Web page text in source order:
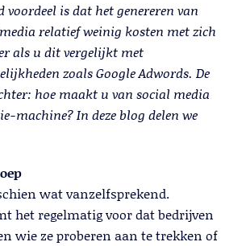
is dat het genereren van
relatief weinig kosten met zich
als u dit vergelijkt met
zoals Google Adwords. De
hoe maakt u van social media
machine? In deze blog delen we
wat vanzelfsprekend.
het regelmatig voor dat bedrijven
wie ze proberen aan te trekken of
Generation B2B
Lees meer